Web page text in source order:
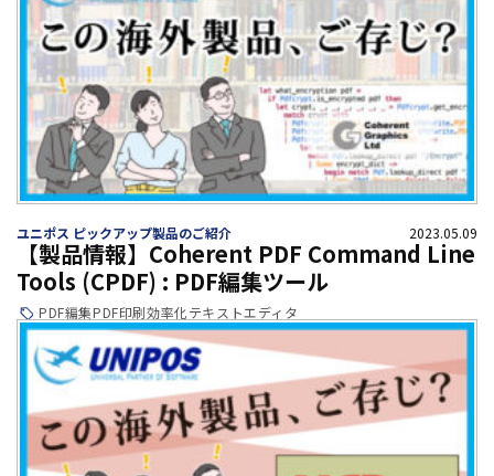
ユニポス ピックアップ製品のご紹介 2023.05.09
【製品情報】Coherent PDF Command Line
Tools (CPDF) : PDF編集ツール
PDF編集PDF印刷効率化テキストエディタ